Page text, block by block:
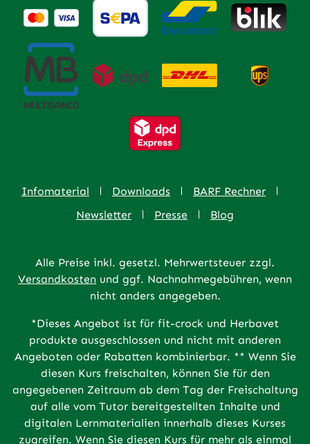
Infomaterial Downloads
BARF Rechner
Newsletter
Presse Blog
Alle Preise inkl. gesetzl. Mehrwertsteuer zzgl.
Versandkosten und ggf. Nachnahmegebühren, wenn
nicht anders angegeben.
*Dieses Angebot ist für fit-crock und Herbavet
produkte ausgeschlossen und nicht mit anderen
Angeboten oder Rabatten kombinierbar. ** Wenn Sie
diesen Kurs freischalten, können Sie für den
angegebenen Zeitraum ab dem Tag der Freischaltung
auf alle vom Tutor bereitgestellten Inhalte und
digitalen Lernmaterialien innerhalb dieses Kurses
zugreifen. Wenn Sie diesen Kurs für mehr als einmal